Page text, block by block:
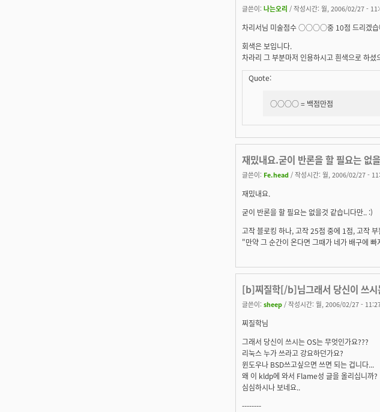
글쓴이: 나는오리 / 작성시간: 월, 2006/02/27 -
차리서님 미술점수 ○○○○중 10점 드리겠습
회색은 보입니다.
차라리 그 부분마저 인용하시고 흰색으로 하셨
Quote:
○○○○ = 백점만점
재밌내요.굳이 반론을 할 필요는 없
글쓴이: Fe.head / 작성시간: 월, 2006/02/27 -
재밌내요.
굳이 반론을 할 필요는 없을것 같습니다만.. :)
고작 블로킹 하나, 고작 25점 중에 1점, 고작 부
"만약 그 순간이 온다면 그때가 네가 배구에 빠
[b]찌질학[/b]님그래서 당신이 쓰시
글쓴이: sheep / 작성시간: 월, 2006/02/27 -
찌질학님
그래서 당신이 쓰시는 OS는 무엇인가요???
리눅스 누가 쓰라고 강요하던가요?
윈도우나 BSD쓰고싶으면 쓰면 되는 겁니다...
왜 이 kldp에 와서 Flame성 글을 올리십니까?
심심하시나 보네요..
--------